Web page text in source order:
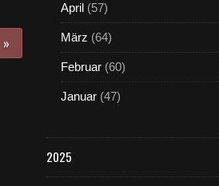
April (57)
März (64)
Februar (60)
Januar (47)
2025